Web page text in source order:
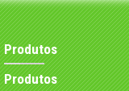
Produtos
Produtos